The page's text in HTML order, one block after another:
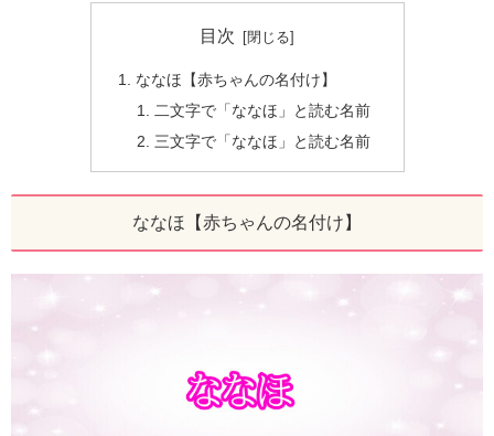
目次
ななほ【赤ちゃんの名付け】
二文字で「ななほ」と読む名前
三文字で「ななほ」と読む名前
ななほ【赤ちゃんの名付け】